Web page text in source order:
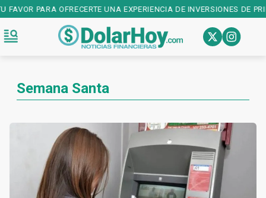
OFRECERTE UNA EXPERIENCIA DE INVERSIONES DE PRIMER
Semana Santa